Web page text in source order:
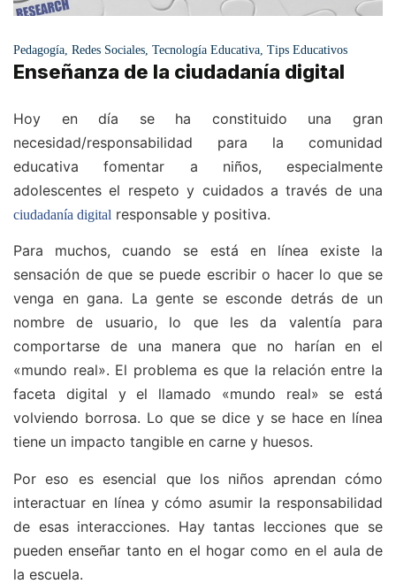
Pedagogía, Redes Sociales, Tecnología Educativa, Tips Educativos
Enseñanza de la ciudadanía digital
Hoy en día se ha constituido una gran
necesidad/responsabilidad para la comunidad
educativa fomentar a niños, especialmente
adolescentes el respeto y cuidados a través de una
ciudadanía digital responsable y positiva.
Para muchos, cuando se está en línea existe la
sensación de que se puede escribir o hacer lo que se
venga en gana. La gente se esconde detrás de un
nombre de usuario, lo que les da valentía para
comportarse de una manera que no harían en el
«mundo real». El problema es que la relación entre la
faceta digital y el llamado «mundo real» se está
volviendo borrosa. Lo que se dice y se hace en línea
tiene un impacto tangible en carne y huesos.
Por eso es esencial que los niños aprendan cómo
interactuar en línea y cómo asumir la responsabilidad
de esas interacciones. Hay tantas lecciones que se
pueden enseñar tanto en el hogar como en el aula de
la escuela.